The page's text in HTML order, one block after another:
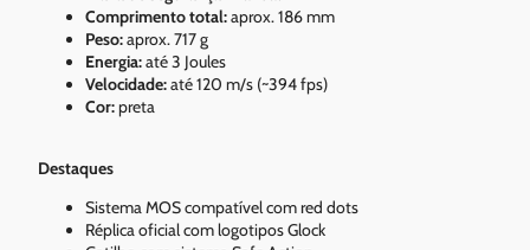
Comprimento total:aprox. 186 mm
Peso:aprox. 717 g
Energia:até 3 Joules
Velocidade:até 120 m/s (~394 fps)
Cor:preta
Destaques
Sistema MOS compatível com red dots
Réplica oficial com logotipos Glock